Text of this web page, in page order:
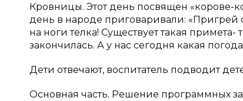
Кровницы. Этот день посвящен «корове-
день в народе приговаривали: «Пригрей
на ноги телка! Существует такая примета-
закончилась. А у нас сегодня какая
Дети отвечают, воспитатель подводит
Основная часть. Решение программных